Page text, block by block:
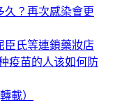
久？再次感染會更
臣氏等連鎖藥妝店
疫苗的人该如何防
載）